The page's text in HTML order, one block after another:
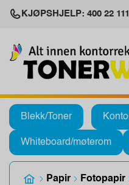
KJØPSHJELP: 400 22
Blekk/Toner
Whiteboard/møterom
Papir Fotopapir